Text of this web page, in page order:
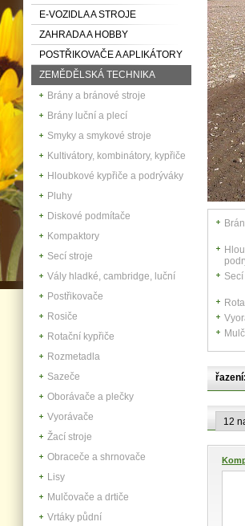
E-VOZIDLA A STROJE
ZAHRADA A HOBBY
POSTŘIKOVAČE A APLIKÁTORY
ZEMĚDĚLSKÁ TECHNIKA
Brány a bránové stroje
Brány luční a plecí
Smyky a smykové stroje
Kultivátory, kombinátory, kypřiče
Hloubkové kypřiče a podrýváky
Pluhy
Diskové podmítače
Kompaktory
Secí stroje
Vály hladké, cambridge, luční
Postřikovače
Rosiče
Rotační kypřiče
Rozmetadla
Sazeče
Oborávače a plečky
Vyorávače
Žací stroje
Obraceče a shrnovače
Lisy
Mulčovače a drtiče
Vrtáky půdní
řazení: